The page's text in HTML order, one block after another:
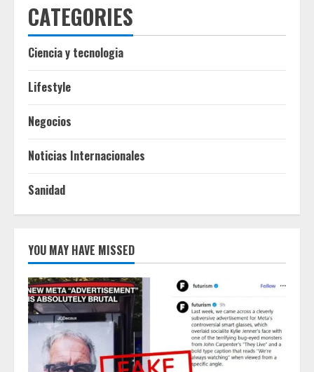
CATEGORIES
Ciencia y tecnologia
Lifestyle
Negocios
Noticias Internacionales
Sanidad
YOU MAY HAVE MISSED